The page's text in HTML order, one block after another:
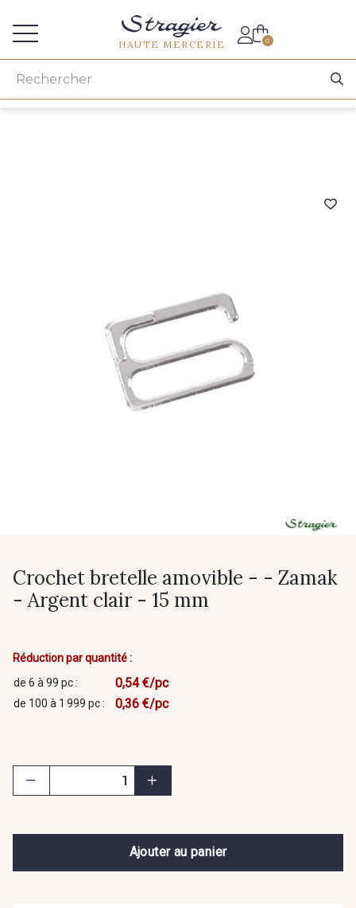
HAUTE MERCERIE 0
Crochet bretelle amovible - - Zamak
- Argent clair - 15 mm
Réduction par quantité :
de 6 à 99 pc :
0,54 €/pc
de 100 à 1 999 pc : 0,36 €/pc
Ajouter au panier